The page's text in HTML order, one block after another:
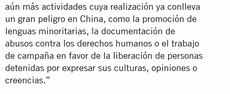
aún más actividades cuya realización ya conlleva
un gran peligro en China, como la promoción de
lenguas minoritarias, la documentación de
abusos contra los derechos humanos o el trabajo
de campaña en favor de la liberación de personas
detenidas por expresar sus culturas, opiniones o
creencias.”